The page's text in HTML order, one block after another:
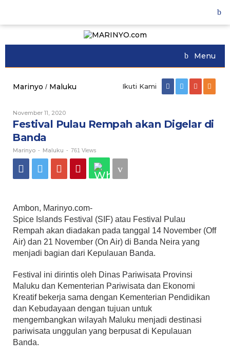
content
Menu
Marinyo / Maluku
Digelar
Ikuti Kami
November 11, 2020
Marinyo
Festival Pulau Rempah akan Digelar di
Banda
Marinyo - Maluku - 761 Views
Ambon, Marinyo.com-
Spice Islands Festival (SIF) atau Festival Pulau
Rempah akan diadakan pada tanggal 14 November (Off
Air) dan 21 November (On Air) di Banda Neira yang
menjadi bagian dari Kepulauan Banda.
Festival ini dirintis oleh Dinas Pariwisata Provinsi
Maluku dan Kementerian Pariwisata dan Ekonomi
Kreatif bekerja sama dengan Kementerian Pendidikan
dan Kebudayaan dengan tujuan untuk
mengembangkan wilayah Maluku menjadi destinasi
pariwisata unggulan yang berpusat di Kepulauan
Banda.